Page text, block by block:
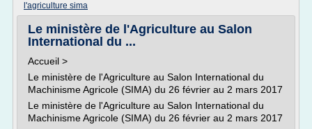
l'agriculture sima
Le ministère de l'Agriculture au Salon
International du ...
Accueil >
Le ministère de l'Agriculture au Salon International du
Machinisme Agricole (SIMA) du 26 février au 2 mars 2017
Le ministère de l'Agriculture au Salon International du
Machinisme Agricole (SIMA) du 26 février au 2 mars 2017